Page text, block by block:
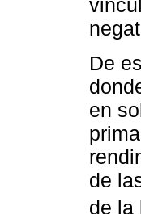
De
en
de
de la